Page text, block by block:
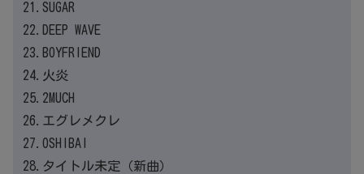
21.SUGAR
22.DEEP WAVE
23.BOYFRIEND
24.火炎
25.2MUCH
26.エグレメクレ
27.OSHIBAI
28.タイトル未定（新曲）